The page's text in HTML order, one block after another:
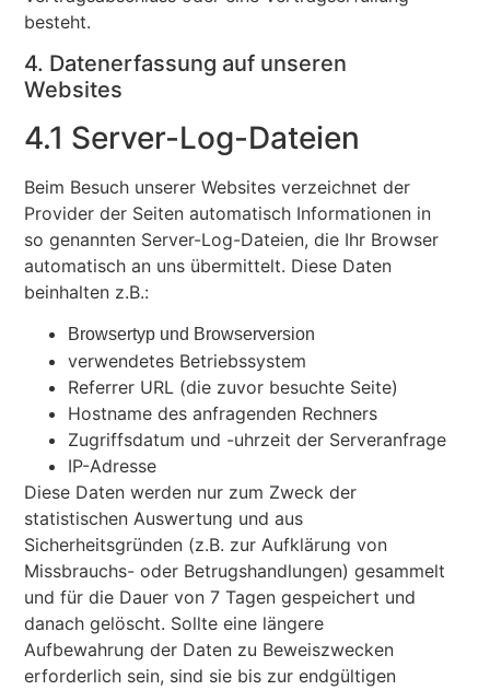
besteht.
4. Datenerfassung auf unseren
Websites
4.1 Server-Log-Dateien
Beim Besuch unserer Websites verzeichnet der
Provider der Seiten automatisch Informationen in
so genannten Server-Log-Dateien, die Ihr Browser
automatisch an uns übermittelt. Diese Daten
beinhalten z.B.:
Browsertyp und Browserversion
verwendetes Betriebssystem
Referrer URL (die zuvor besuchte Seite)
Hostname des anfragenden Rechners
Zugriffsdatum und -uhrzeit der Serveranfrage
IP-Adresse
Diese Daten werden nur zum Zweck der
statistischen Auswertung und aus
Sicherheitsgründen (z.B. zur Aufklärung von
Missbrauchs- oder Betrugshandlungen) gesammelt
und für die Dauer von 7 Tagen gespeichert und
danach gelöscht. Sollte eine längere
Aufbewahrung der Daten zu Beweiszwecken
erforderlich sein, sind sie bis zur endgültigen